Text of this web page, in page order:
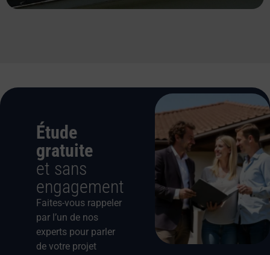
Étude
gratuite
et sans
engagement
Faites-vous rappeler
par l’un de nos
experts pour parler
de votre projet